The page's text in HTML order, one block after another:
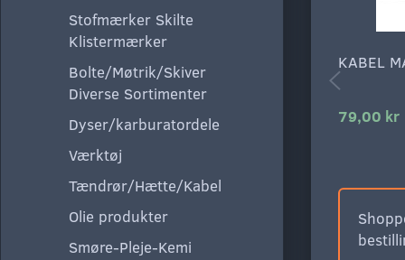
Stofmærker Skilte
Klistermærker
Bolte/Møtrik/Skiver
Diverse Sortimenter
Dyser/karburatordele
Værktøj
Tændrør/Hætte/Kabel
Olie produkter
Smøre-Pleje-Kemi
KABEL
79,00 kr